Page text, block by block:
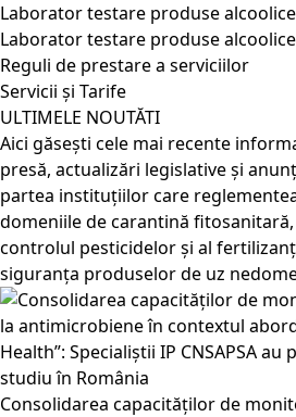
Laborator testare produse alcoolice
Laborator testare produse alcoolice
Reguli de prestare a serviciilor
Servicii și Tarife
ULTIMELE NOUTĂTI
Aici găsești cele mai recente
presă, actualizări legislative și
partea instituțiilor care
domeniile de carantină
controlul pesticidelor și al
siguranța produselor de uz
Consolidarea capacităților de